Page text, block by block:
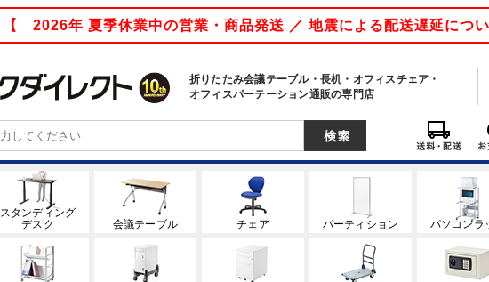
【 2026年 夏季休業中の営業・商品発送 ／ 地震による配送遅延につ
折りたたみ会議テーブル・長机・オフィスチェア・
オフィスパーテーション通販の専門店
スタンディング
デスク
会議テーブル チェア パーティション パソコンラ